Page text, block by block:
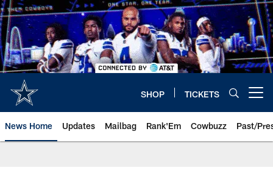
Skip
to
main
content
SHOP TICKETS
News Home Updates Mailbag Rank'Em Cowbuzz Past/